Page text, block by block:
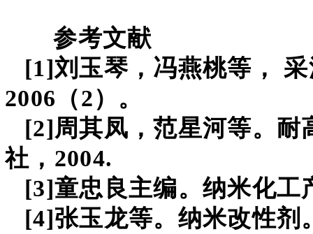
参考文献
[1]刘玉琴，冯燕桃等，
2006（2）。
[2]周其凤，范星河等。耐
社，2004.
[3]童忠良主编。纳米化工
[4]张玉龙等。纳米改性剂